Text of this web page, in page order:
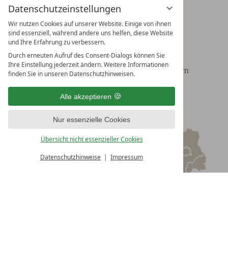
Datenschutzeinstellungen
Wir nutzen Cookies auf unserer Website. Einige von ihnen
sind essenziell, während andere uns helfen, diese Website
und Ihre Erfahrung zu verbessern.
Durch erneuten Aufruf des Consent-Dialogs können Sie
Ihre Einstellung jederzeit ändern. Weitere Informationen
finden Sie in unseren Datenschutzhinweisen.
Alle akzeptieren
Nur essenzielle Cookies
Übersicht nicht essenzieller Cookies
Datenschutzhinweise Impressum
Buchen
Anreise
AbreiseBuchen
DAS KRONTHALER
Am Waldweg 105a 6215 Achenkirch
Achensee
T:+43 (0) 5246 6389 welcome@daskronthaler.com